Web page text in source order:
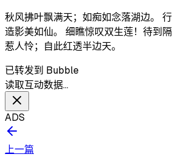
秋风拂叶飘满天；如痴如念落湖边。
造影美如仙。 细瞧惊叹双生莲！待到
惹人怜；自此红透半边天。
已转发到 Bubble
读取互动数据…
ADS
上一篇